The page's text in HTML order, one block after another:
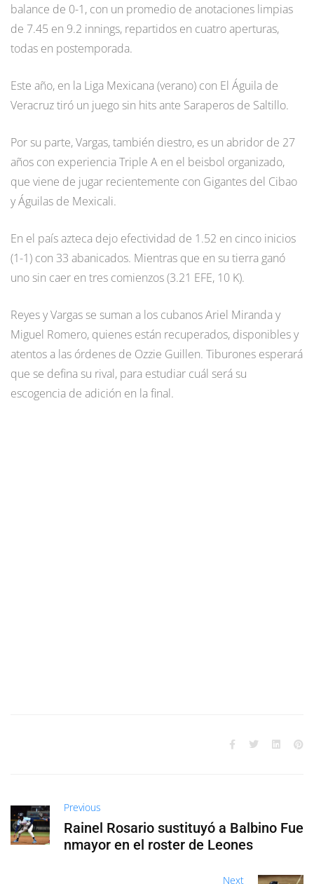
balance de 0-1, con un promedio de anotaciones limpias
de 7.45 en 9.2 innings, repartidos en cuatro aperturas,
todas en postemporada.
Este año, en la Liga Mexicana (verano) con El Águila de
Veracruz tiró un juego sin hits ante Saraperos de Saltillo.
Por su parte, Vargas, también diestro, es un abridor de 27
años con experiencia Triple A en el beisbol organizado,
que viene de jugar recientemente con Gigantes del Cibao
y Águilas de Mexicali.
En el país azteca dejo efectividad de 1.52 en cinco inicios
(1-1) con 33 abanicados. Mientras que en su tierra ganó
uno sin caer en tres comienzos (3.21 EFE, 10 K).
Reyes y Vargas se suman a los cubanos Ariel Miranda y
Miguel Romero, quienes están recuperados, disponibles y
atentos a las órdenes de Ozzie Guillen. Tiburones esperará
que se defina su rival, para estudiar cuál será su
escogencia de adición en la final.
Previous
Rainel Rosario sustituyó a Balbino Fue
nmayor en el roster de Leones
Next